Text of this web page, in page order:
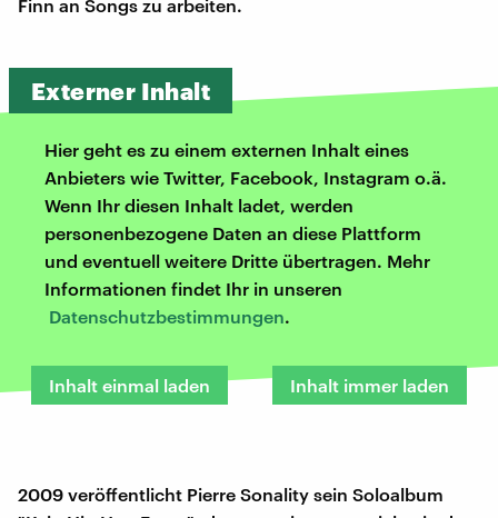
Finn an Songs zu arbeiten.
Externer Inhalt
Hier geht es zu einem externen Inhalt eines
Anbieters wie Twitter, Facebook, Instagram o.ä.
Wenn Ihr diesen Inhalt ladet, werden
personenbezogene Daten an diese Plattform
und eventuell weitere Dritte übertragen. Mehr
Informationen findet Ihr in unseren
Datenschutzbestimmungen.
Inhalt einmal laden Inhalt immer laden
2009 veröffentlicht Pierre Sonality sein Soloalbum